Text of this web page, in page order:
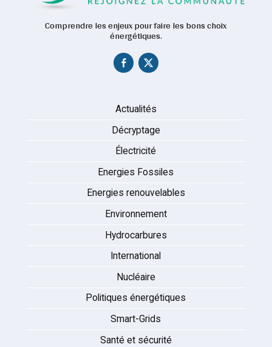
Comprendre les enjeux pour faire les bons choix
énergétiques.
Actualités
Décryptage
Électricité
Energies Fossiles
Energies renouvelables
Environnement
Hydrocarbures
International
Nucléaire
Politiques énergétiques
Smart-Grids
Santé et sécurité